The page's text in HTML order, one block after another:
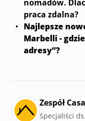
nomadów.
praca zdalna?
Najlepsze
Marbelli -
adresy”?
Zespół
Specjaliści